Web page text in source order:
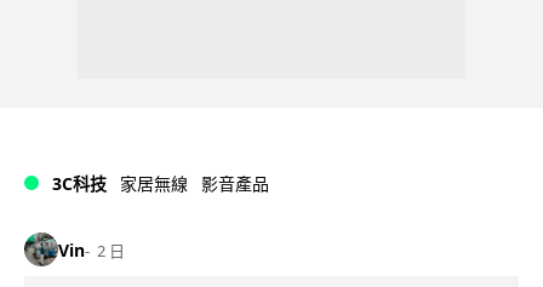
3C科技 家居無線 影音產品
Vin 2 日